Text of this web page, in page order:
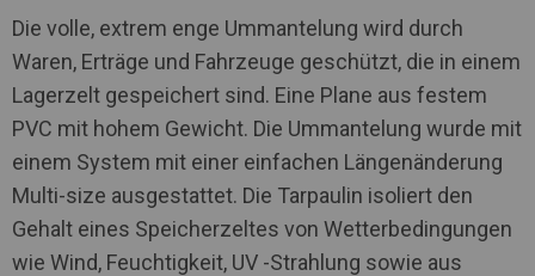
Die volle, extrem enge Ummantelung wird durch
Waren, Erträge und Fahrzeuge geschützt, die in einem
Lagerzelt gespeichert sind. Eine Plane aus festem
PVC mit hohem Gewicht. Die Ummantelung wurde mit
einem System mit einer einfachen Längenänderung
Multi-size ausgestattet. Die Tarpaulin isoliert den
Gehalt eines Speicherzeltes von Wetterbedingungen
wie Wind, Feuchtigkeit, UV -Strahlung sowie aus